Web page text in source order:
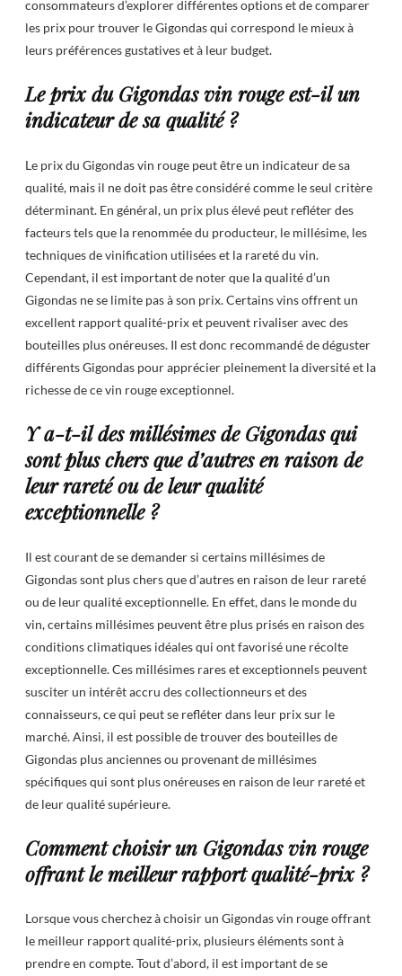
consommateurs d’explorer différentes options et de comparer
les prix pour trouver le Gigondas qui correspond le mieux à
leurs préférences gustatives et à leur budget.
Le prix du Gigondas vin rouge est-il un
indicateur de sa qualité ?
Le prix du Gigondas vin rouge peut être un indicateur de sa
qualité, mais il ne doit pas être considéré comme le seul critère
déterminant. En général, un prix plus élevé peut refléter des
facteurs tels que la renommée du producteur, le millésime, les
techniques de vinification utilisées et la rareté du vin.
Cependant, il est important de noter que la qualité d’un
Gigondas ne se limite pas à son prix. Certains vins offrent un
excellent rapport qualité-prix et peuvent rivaliser avec des
bouteilles plus onéreuses. Il est donc recommandé de déguster
différents Gigondas pour apprécier pleinement la diversité et la
richesse de ce vin rouge exceptionnel.
Y a-t-il des millésimes de Gigondas qui
sont plus chers que d’autres en raison de
leur rareté ou de leur qualité
exceptionnelle ?
Il est courant de se demander si certains millésimes de
Gigondas sont plus chers que d’autres en raison de leur rareté
ou de leur qualité exceptionnelle. En effet, dans le monde du
vin, certains millésimes peuvent être plus prisés en raison des
conditions climatiques idéales qui ont favorisé une récolte
exceptionnelle. Ces millésimes rares et exceptionnels peuvent
susciter un intérêt accru des collectionneurs et des
connaisseurs, ce qui peut se refléter dans leur prix sur le
marché. Ainsi, il est possible de trouver des bouteilles de
Gigondas plus anciennes ou provenant de millésimes
spécifiques qui sont plus onéreuses en raison de leur rareté et
de leur qualité supérieure.
Comment choisir un Gigondas vin rouge
offrant le meilleur rapport qualité-prix ?
Lorsque vous cherchez à choisir un Gigondas vin rouge offrant
le meilleur rapport qualité-prix, plusieurs éléments sont à
prendre en compte. Tout d’abord, il est important de se